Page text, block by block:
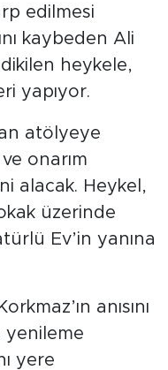
edilmesi
kaybeden Ali
dikilen heykele,
yapıyor.
atölyeye
onarım
alacak. Heykel,
üzerinde
Ev’in yanına
anısını
yenileme
yere